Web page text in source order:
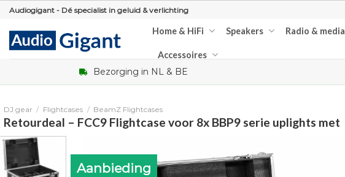
Skip
content
Audiogigant - Dé specialist in geluid & verlichting
Home & HiFi Speakers Radio & media
Accessoires
Bezorging in NL & BE
DJ gear / Flightcases / BeamZ Flightcases
Retourdeal – FCC9 Flightcase voor 8x BBP9 serie uplights met
Aanbieding